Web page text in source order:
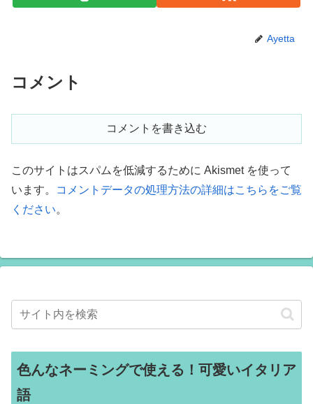
Ayetta
コメント
コメントを書き込む
このサイトはスパムを低減するために Akismet を使って
います。
コメントデータの処理方法の詳細はこちらをご覧
ください。
色んなネーミングで使える！可愛いイタリア
語